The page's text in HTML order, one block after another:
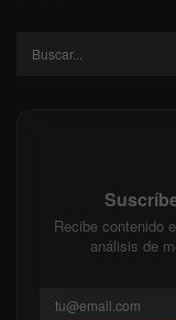
Recibe contenido
análisis de